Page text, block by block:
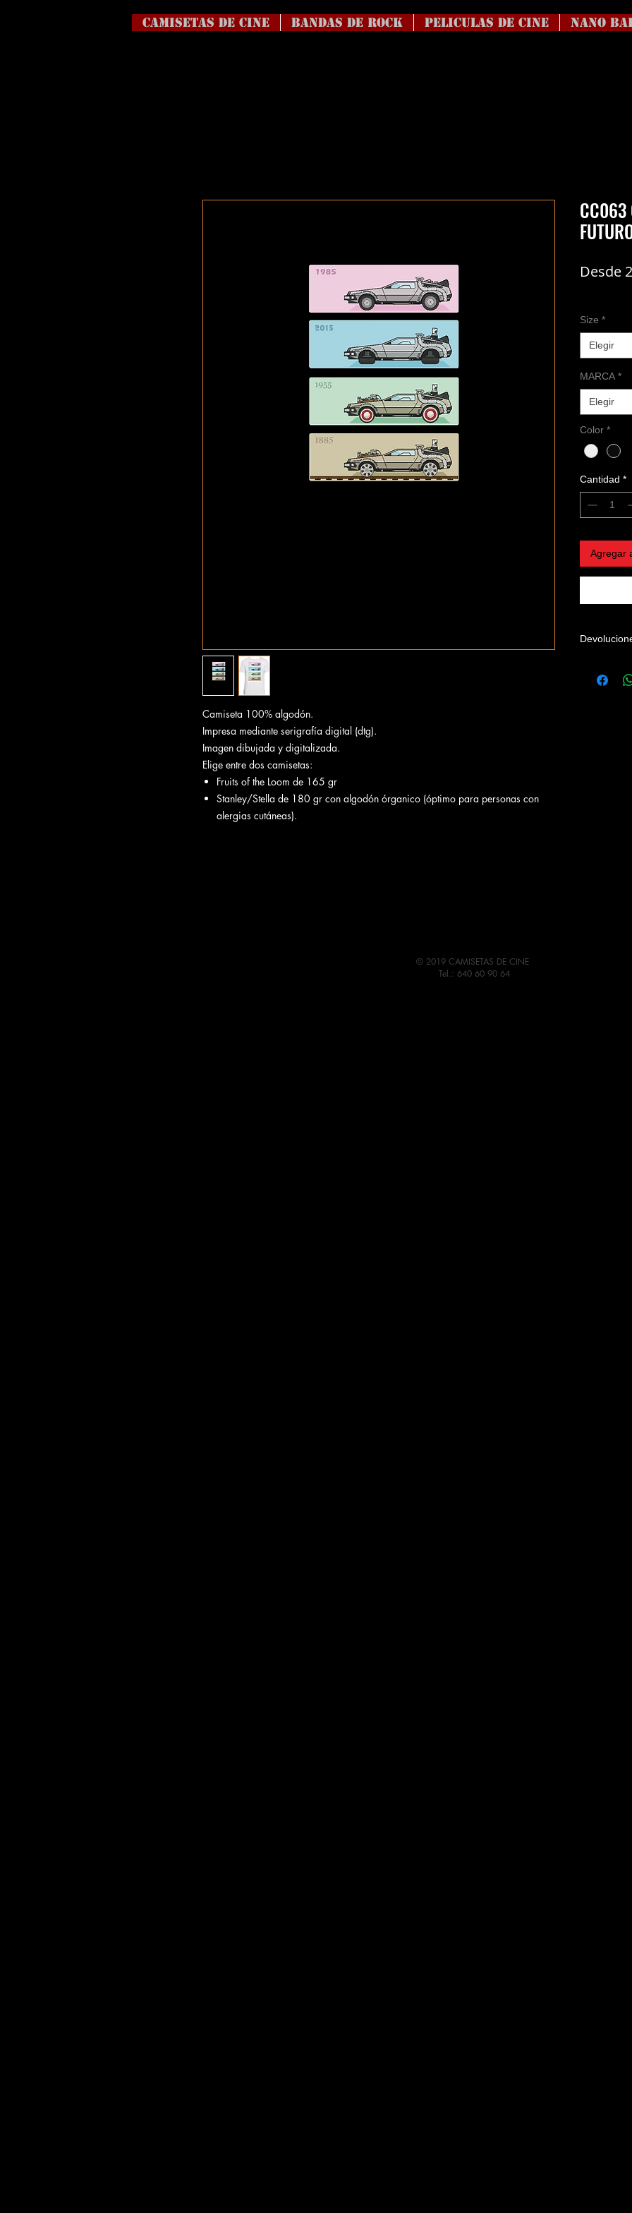
Camisetas de Cine BANDAS DE ROCK Peliculas de Cine NANO
Camiseta 100% algodón.
Impresa mediante serigrafía digital (dtg).
Imagen dibujada y digitalizada.
Elige entre dos camisetas:
Fruits of the Loom de 165 gr
Stanley/Stella de 180 gr con algodón órganico (óptimo para personas con
alergias cutáneas).
CC063
Desde
Size *
Elegir
MARCA *
Elegir
Color *
Cantidad *
Agregar
naturales
© 2019 CAMISETAS DE CINE
Tel.: 640 60 90 64